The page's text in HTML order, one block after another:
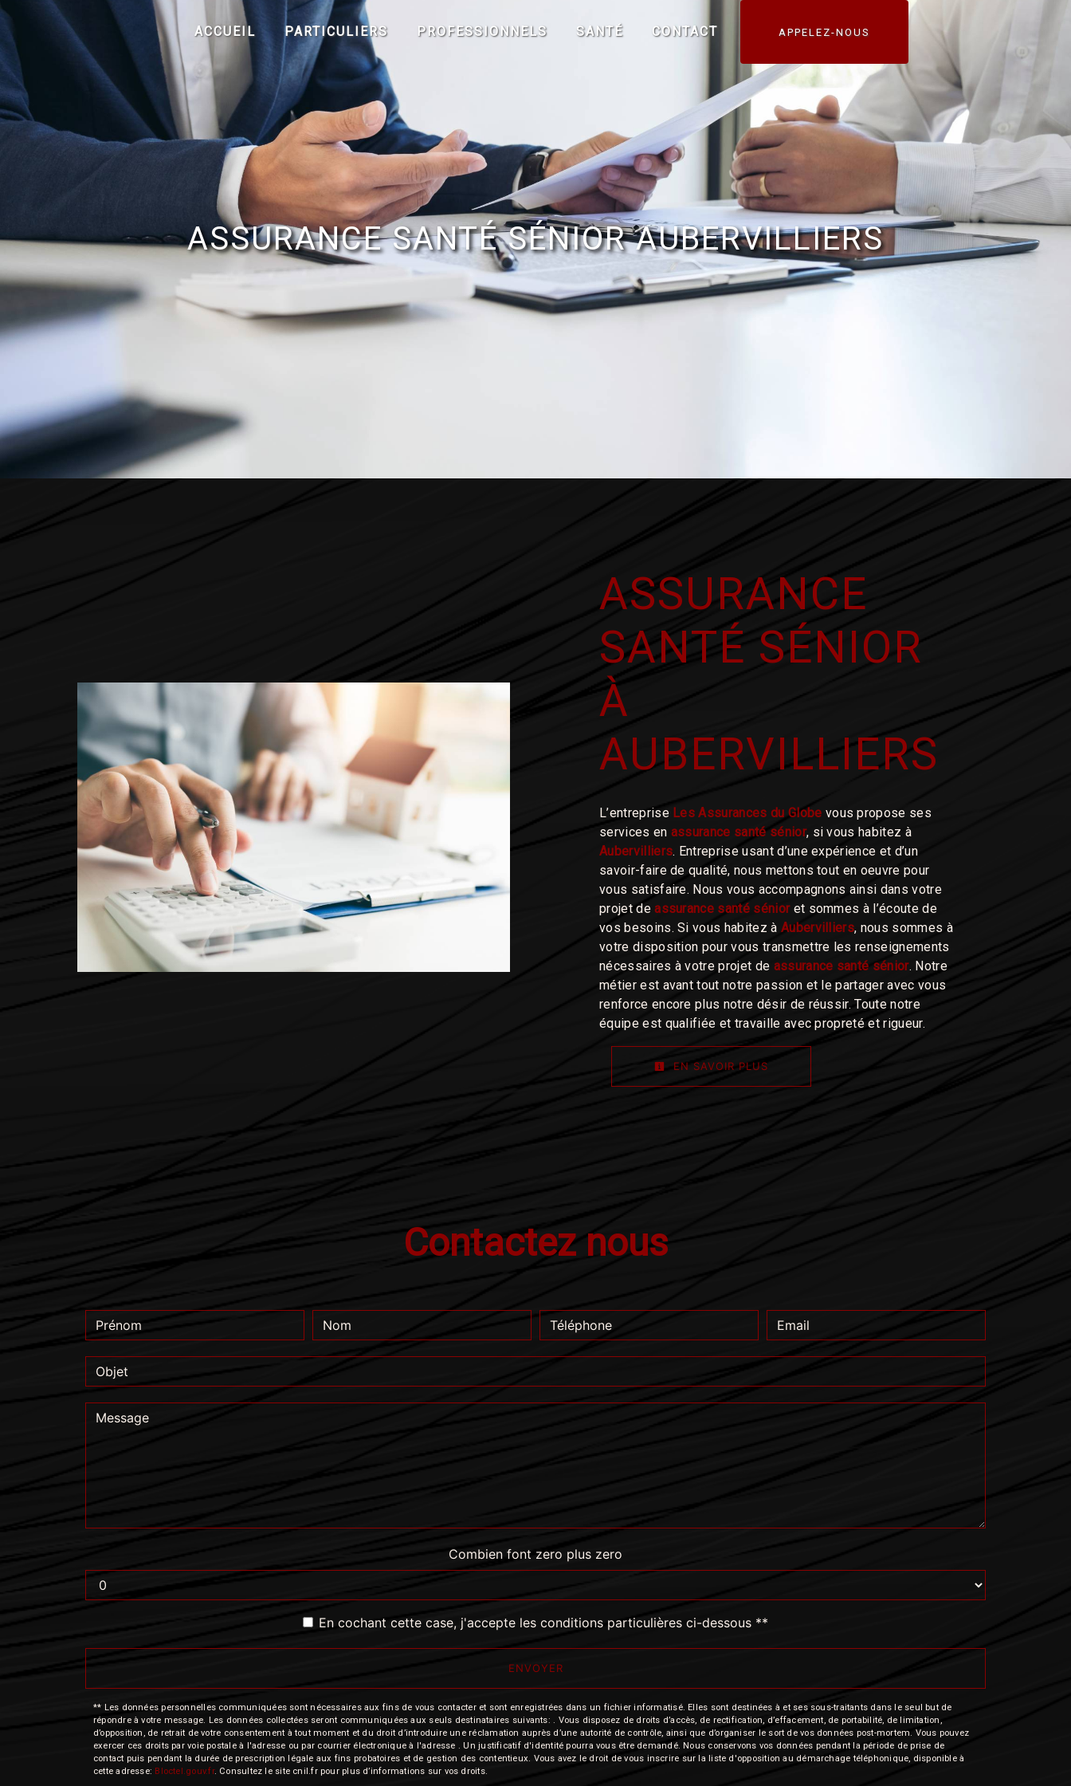
ACCUEIL PARTICULIERS PROFESSIONNELS SANTÉ CONTACT APPELEZ-NOUS
ASSURANCE SANTÉ SÉNIOR AUBERVILLIERS
ASSURANCE
SANTÉ SÉNIOR
À
AUBERVILLIERS
L’entreprise Les Assurances du Globe vous propose ses
services en assurance santé sénior, si vous habitez à
Aubervilliers. Entreprise usant d’une expérience et d’un
savoir-faire de qualité, nous mettons tout en oeuvre pour
vous satisfaire. Nous vous accompagnons ainsi dans votre
projet deassurance santé sénioret sommes à l’écoute de
vos besoins. Si vous habitez à Aubervilliers, nous sommes à
votre disposition pour vous transmettre les renseignements
nécessaires à votre projet de assurance santé sénior. Notre
métier est avant tout notre passion et le partager avec vous
renforce encore plus notre désir de réussir. Toute notre
équipe est qualifiée et travaille avec propreté et rigueur.
EN SAVOIR PLUS
Contactez nous
Combien font zero plus zero
En cochant cette case, j'accepte les conditions particulières ci-dessous **
ENVOYER
** Les données personnelles communiquées sont nécessaires aux fins de vous contacter et sont enregistrées dans un fichier informatisé. Elles sont destinées à et ses sous-traitants dans le seul but de
répondre à votre message. Les données collectées seront communiquées aux seuls destinataires suivants: . Vous disposez de droits d’accès, de rectification, d’effacement, de portabilité, de limitation,
d’opposition, de retrait de votre consentement à tout moment et du droit d’introduire une réclamation auprès d’une autorité de contrôle, ainsi que d’organiser le sort de vos données post-mortem. Vous pouvez
exercer ces droits par voie postale à l'adresse ou par courrier électronique à l'adresse . Un justificatif d'identité pourra vous être demandé. Nous conservons vos données pendant la période de prise de
contact puis pendant la durée de prescription légale aux fins probatoires et de gestion des contentieux. Vous avez le droit de vous inscrire sur la liste d'opposition au démarchage téléphonique, disponible à
cette adresse: Bloctel.gouv.fr. Consultez le site cnil.fr pour plus d’informations sur vos droits.
Panneau de gestion des cookies